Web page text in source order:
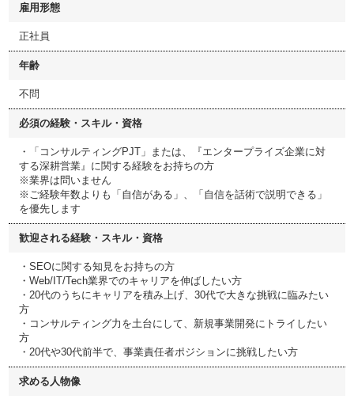
雇用形態
正社員
年齢
不問
必須の経験・スキル・資格
・「コンサルティングPJT」または、『エンタープライズ企業に対
する深耕営業』に関する経験をお持ちの方
※業界は問いません
※ご経験年数よりも「自信がある」、「自信を話術で説明できる」
を優先します
歓迎される経験・スキル・資格
・SEOに関する知見をお持ちの方
・Web/IT/Tech業界でのキャリアを伸ばしたい方
・20代のうちにキャリアを積み上げ、30代で大きな挑戦に臨みたい
方
・コンサルティング力を土台にして、新規事業開発にトライしたい
方
・20代や30代前半で、事業責任者ポジションに挑戦したい方
求める人物像